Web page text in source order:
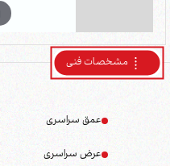
مشخصات فنی
عمق سراسری
عرض سراسری